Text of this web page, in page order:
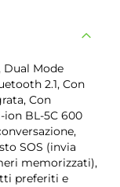
Mode
2.1, Con
Con
ion BL-5C 600
SOS (invia
memorizzati),
preferiti e